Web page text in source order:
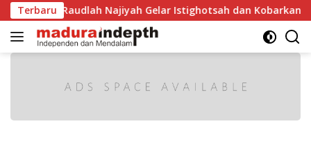
Langsung
ke
konten
Terbaru
Raudlah Najiyah Gelar Istighotsah dan Kobarkan